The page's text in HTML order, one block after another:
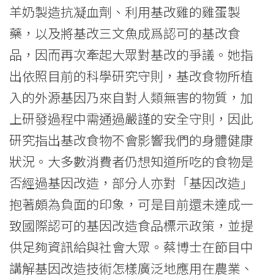
學
院
消
息
國
際
學
院
羊奶製造抗凝血劑、利用基改雞的雞蛋製
藥，以及將基改三文魚成爲認可的基改食
品，因而再次牽起大眾對基改的爭議。她指
出依照目前的科學研究守則，基改食物所植
入的外源基因乃來自對人類無害的物質，加
上研發過程中需通過嚴謹的安全守則，因此
研究指出基改食物不會影響我們的身體健康
狀況。大多數消費者仍想知道所吃的食物是
否經過基因改造，部分人亦對「基因改造」
抱著頗為負面的印象，可是目前還未達成一
致國際認可的基因改造食品標示政策，並提
供足夠資訊給與社會大眾。蔡博士在節目中
講解基因改造技術怎樣廣泛地應用在農業、